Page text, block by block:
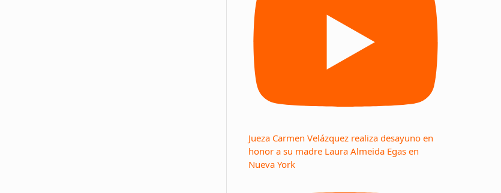
Jueza Carmen Velázquez realiza desayuno en
honor a su madre Laura Almeida Egas en
Nueva York